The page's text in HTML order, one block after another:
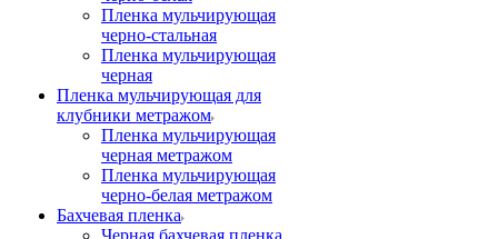
Пленка мульчирующая
черно-стальная
Пленка мульчирующая
черная
Пленка мульчирующая для
клубники метражом
Пленка мульчирующая
черная метражом
Пленка мульчирующая
черно-белая метражом
Бахчевая пленка
Черная бахчевая пленка